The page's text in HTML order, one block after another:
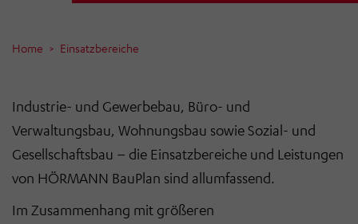
Home Einsatzbereiche
Industrie- und Gewerbebau, Büro- und
Verwaltungsbau, Wohnungsbau sowie Sozial- und
Gesellschaftsbau – die Einsatzbereiche und Leistungen
von HÖRMANN BauPlan sind allumfassend.
Im Zusammenhang mit größeren